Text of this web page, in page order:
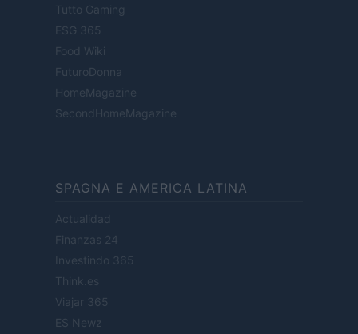
Tutto Gaming
ESG 365
Food Wiki
FuturoDonna
HomeMagazine
SecondHomeMagazine
SPAGNA E AMERICA LATINA
Actualidad
Finanzas 24
Investindo 365
Think.es
Viajar 365
ES Newz